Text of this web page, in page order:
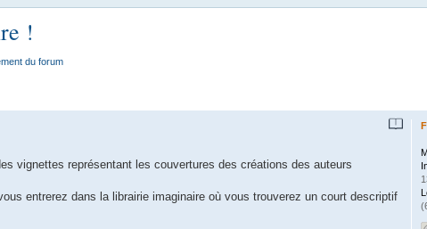
!
du forum
vignettes représentant les couvertures des créations des auteurs
entrerez dans la librairie imaginaire où vous trouverez un court descriptif